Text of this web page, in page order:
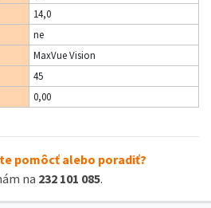
14,0
ne
MaxVue Vision
45
0,00
pomôcť alebo poradiť?
na 232 101 085.